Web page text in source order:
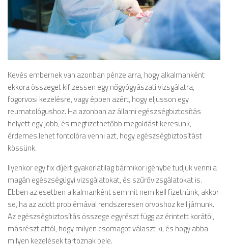
Kevés embernek van azonban pénze arra, hogy alkalmanként
ekkora összeget kifizessen egy nőgyógyászati vizsgálatra,
fogorvosi kezelésre, vagy éppen azért, hogy eljusson egy
reumatológushoz. Ha azonban az állami egészségbiztosítás
helyett egy jobb, és megfizethetőbb megoldást keresünk,
érdemes lehet fontolóra venni azt, hogy egészségbiztosítást
kössünk.
Ilyenkor egy fix díjért gyakorlatilag bármikor igénybe tudjuk venni a
magán egészségügyi vizsgálatokat, és szűrővizsgálatokat is.
Ebben az esetben alkalmanként semmit nem kell fizetnünk, akkor
se, ha az adott problémával rendszeresen orvoshoz kell járnunk.
Az egészségbiztosítás összege egyrészt függ az érintett korától,
másrészt attól, hogy milyen csomagot választ ki, és hogy abba
milyen kezelések tartoznak bele.